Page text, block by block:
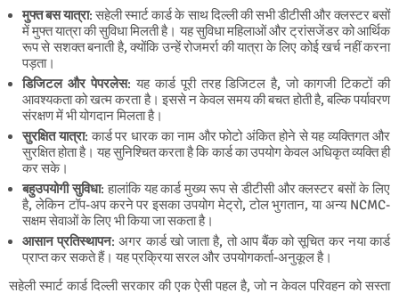
मुफ्त बस यात्रा: सहेली स्मार्ट कार्ड के साथ दिल्ली की सभी डीटीसी और क्लस्टर बसों
में मुफ्त यात्रा की सुविधा मिलती है। यह सुविधा महिलाओं और ट्रांसजेंडर को आर्थिक
रूप से सशक्त बनाती है, क्योंकि उन्हें रोजमर्रा की यात्रा के लिए कोई खर्च नहीं करना
पड़ता।
डिजिटल और पेपरलेस: यह कार्ड पूरी तरह डिजिटल है, जो कागजी टिकटों की
आवश्यकता को खत्म करता है। इससे न केवल समय की बचत होती है, बल्कि पर्यावरण
संरक्षण में भी योगदान मिलता है।
सुरक्षित यात्रा: कार्ड पर धारक का नाम और फोटो अंकित होने से यह व्यक्तिगत और
सुरक्षित होता है। यह सुनिश्चित करता है कि कार्ड का उपयोग केवल अधिकृत व्यक्ति ही
कर सके।
बहुउपयोगी सुविधा: हालांकि यह कार्ड मुख्य रूप से डीटीसी और क्लस्टर बसों के लिए
है, लेकिन टॉप-अप करने पर इसका उपयोग मेट्रो, टोल भुगतान, या अन्य NCMC-
सक्षम सेवाओं के लिए भी किया जा सकता है।
आसान प्रतिस्थापन: अगर कार्ड खो जाता है, तो आप बैंक को सूचित कर नया कार्ड
प्राप्त कर सकते हैं। यह प्रक्रिया सरल और उपयोगकर्ता-अनुकूल है।
सहेली स्मार्ट कार्ड दिल्ली सरकार की एक ऐसी पहल है, जो न केवल परिवहन को सस्ता